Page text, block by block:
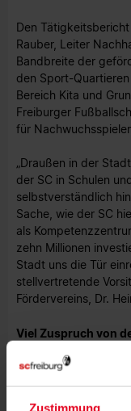
Zustimmung
Den
Rauber, Leiter
Bandbreite der
den Sport-
Bereich Kita und
Freiburger
für
„Draußen in der
der SC in Schulen
selbstverständlich
Sache, wie der SC
als
zehn Millionen
Stadt uns die Tür
stellvertretende
Fördervereins, Dr.
Viel Zuspruch von
Für die Arbeit des
viel Zuspruch, was
Entlastung des